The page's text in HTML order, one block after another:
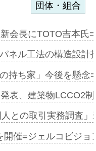
団体・組合
会長にTOTO吉本氏
ネル工法の構造設
持ち家」今後を懸
表、建築物LCCO2
との取引実務調査
開催=ジェルコビジ